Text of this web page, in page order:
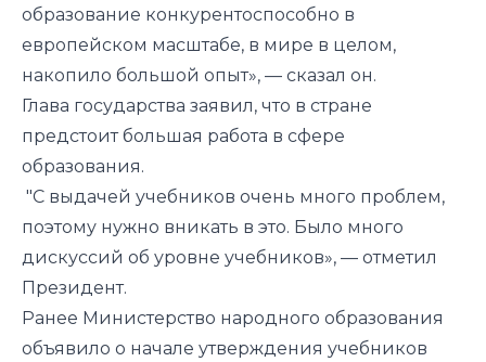
образование конкурентоспособно в
европейском масштабе, в мире в целом,
накопило большой опыт», — сказал он.
Глава государства заявил, что в стране
предстоит большая работа в сфере
образования.
"С выдачей учебников очень много проблем,
поэтому нужно вникать в это. Было много
дискуссий об уровне учебников», — отметил
Президент.
Ранее Министерство народного образования
объявило о начале утверждения учебников